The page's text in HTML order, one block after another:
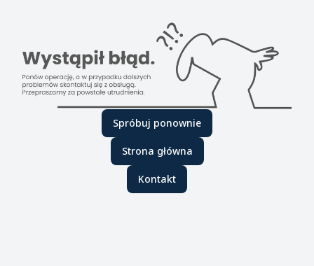
Spróbuj ponownie
Strona główna
Kontakt